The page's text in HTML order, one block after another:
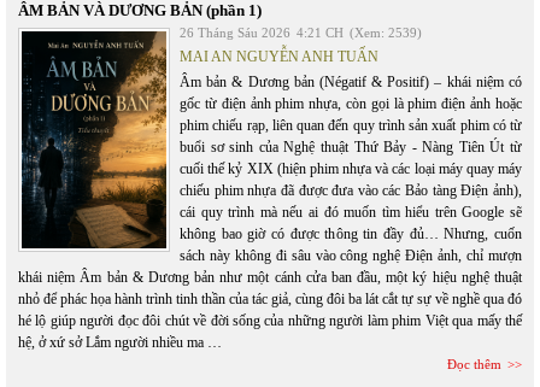
ÂM BẢN VÀ DƯƠNG BẢN (phần 1)
26 Tháng Sáu 2026 4:21 CH (Xem: 2539)
MAI AN NGUYỄN ANH TUẤN
Âm bản & Dương bản (Négatif & Positif) – khái niệm có
gốc từ điện ảnh phim nhựa, còn gọi là phim điện ảnh hoặc
phim chiếu rạp, liên quan đến quy trình sản xuất phim có từ
buổi sơ sinh của Nghệ thuật Thứ Bảy - Nàng Tiên Út từ
cuối thế kỷ XIX (hiện phim nhựa và các loại máy quay máy
chiếu phim nhựa đã được đưa vào các Bảo tàng Điện ảnh),
cái quy trình mà nếu ai đó muốn tìm hiểu trên Google sẽ
không bao giờ có được thông tin đầy đủ… Nhưng, cuốn
sách này không đi sâu vào công nghệ Điện ảnh, chỉ mượn
khái niệm Âm bản & Dương bản như một cánh cửa ban đầu, một ký hiệu nghệ thuật
nhỏ để phác họa hành trình tinh thần của tác giả, cùng đôi ba lát cắt tự sự về nghề qua đó
hé lộ giúp người đọc đôi chút về đời sống của những người làm phim Việt qua mấy thế
hệ, ở xứ sở Lắm người nhiều ma …
Đọc thêm